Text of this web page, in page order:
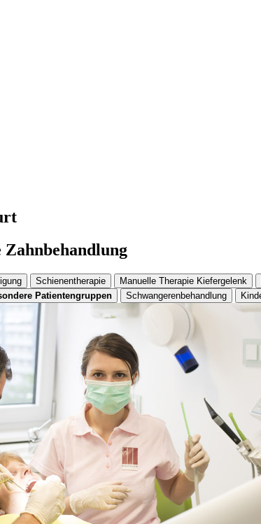
Schienentherapie Manuelle Therapie Kiefergelenk
Patientengruppen Schwangerenbehandlung